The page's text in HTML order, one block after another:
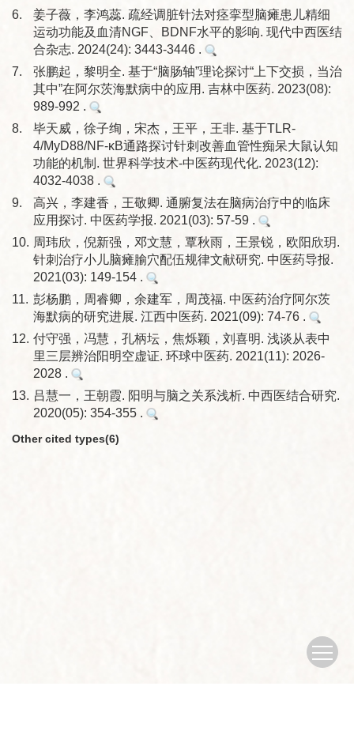
6.
姜子薇，李鸿蕊. 疏经调脏针法对痉挛型脑瘫患儿精细
运动功能及血清NGF、BDNF水平的影响. 现代中西医结
合杂志. 2024(24): 3443-3446 .
7.
张鹏起，黎明全. 基于“脑肠轴”理论探讨“上下交损，当治
其中”在阿尔茨海默病中的应用. 吉林中医药. 2023(08):
989-992 .
8.
毕天威，徐子绚，宋杰，王平，王非. 基于TLR-
4/MyD88/NF-κB通路探讨针刺改善血管性痴呆大鼠认知
功能的机制. 世界科学技术-中医药现代化. 2023(12):
4032-4038 .
9.
高兴，李建香，王敬卿. 通腑复法在脑病治疗中的临床
应用探讨. 中医药学报. 2021(03): 57-59 .
10. 周玮欣，倪新强，邓文慧，覃秋雨，王景锐，欧阳欣玥.
针刺治疗小儿脑瘫腧穴配伍规律文献研究. 中医药导报.
2021(03): 149-154 .
11. 彭杨鹏，周睿卿，余建军，周茂福. 中医药治疗阿尔茨
海默病的研究进展. 江西中医药. 2021(09): 74-76 .
12. 付守强，冯慧，孔柄坛，焦烁颖，刘喜明. 浅谈从表中
里三层辨治阳明空虚证. 环球中医药. 2021(11): 2026-
2028 .
13. 吕慧一，王朝霞. 阳明与脑之关系浅析. 中西医结合研究.
2020(05): 354-355 .
Other cited types(6)